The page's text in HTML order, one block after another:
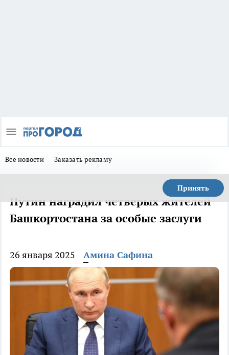
Все новости Заказать рекламу
Принять
Путин наградил четверых жителей
Башкортостана за особые заслуги
26 января 2025 Амина Сафина